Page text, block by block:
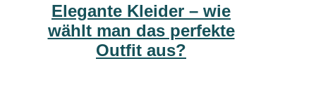
Elegante Kleider – wie
wählt man das perfekte
Outfit aus?